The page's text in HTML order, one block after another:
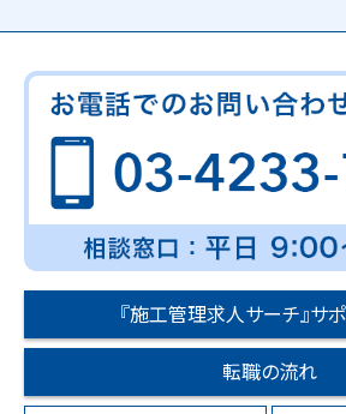
『施工管理求人サーチ』サ
転職の流れ